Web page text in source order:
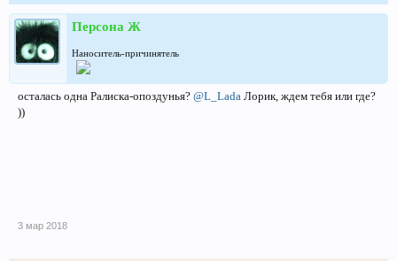
Персона Ж
Наноситель-причинятель
осталась одна Ралиска-опоздунья? @L_Lada Лорик, ждем тебя или где?
))
3 мар 2018